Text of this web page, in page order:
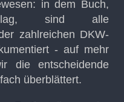
in dem Buch,
sind alle
zahlreichen DKW-
- auf mehr
die entscheidende
überblättert.